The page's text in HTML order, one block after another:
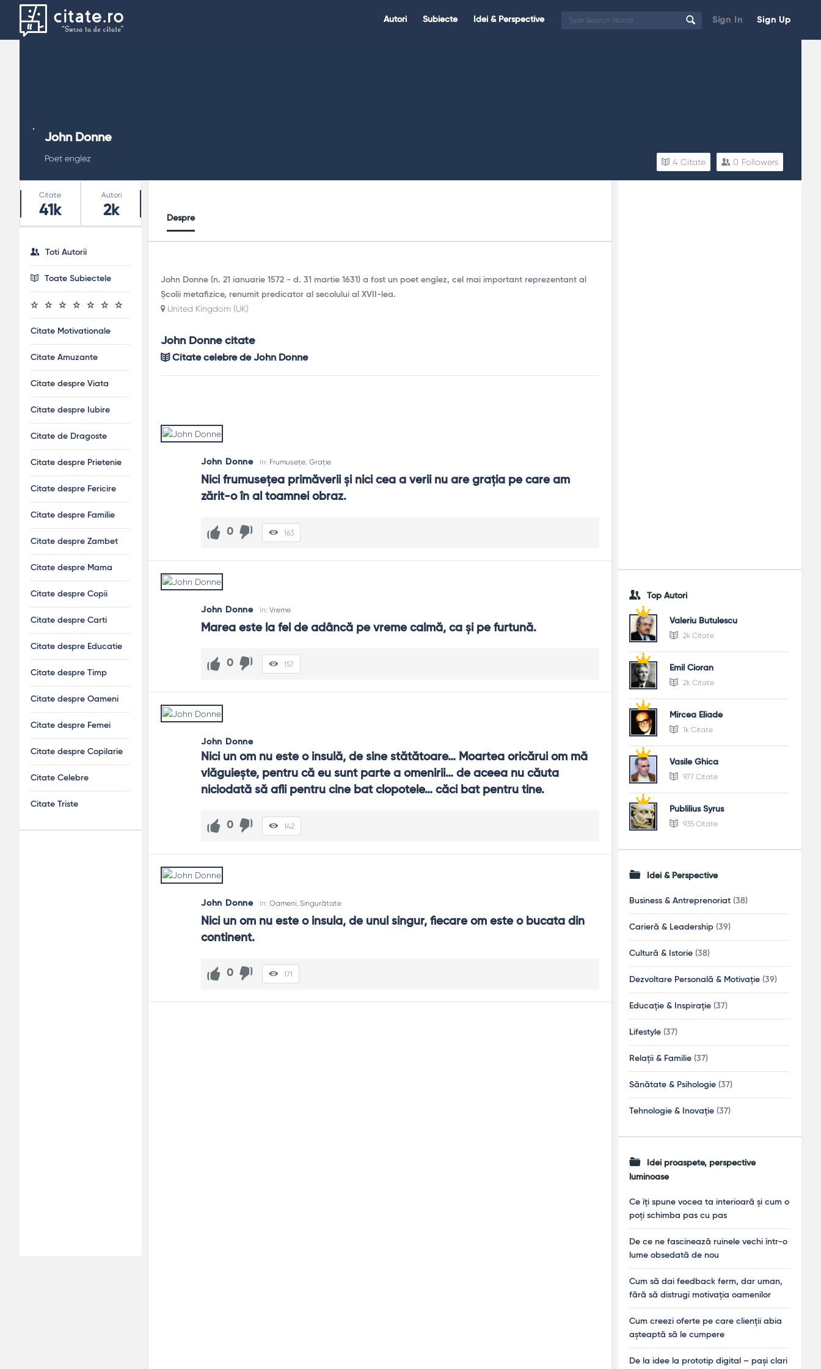
Sign In Sign Up
Citate.ro
Autori Subiecte Idei & Perspective
John Donne
Poet englez 0 Followers
4 Citate
Despre
John Donne (n. 21 ianuarie 1572 - d. 31 martie 1631) a fost un poet englez, cel mai important reprezentant al
Școlii metafizice, renumit predicator al secolului al XVII-lea.
United Kingdom (UK)
John Donne citate
Citate celebre de John Donne
John Donne In: Frumusețe Grație
Nici frumuseţea primăverii şi nici cea a verii nu are graţia pe care am
zărit-o în al toamnei obraz.
0 163
John Donne In: Vreme
Marea este la fel de adâncă pe vreme calmă, ca şi pe furtună.
0 157
John Donne
Nici un om nu este o insulă, de sine stătătoare… Moartea oricărui om mă
vlăguieşte, pentru că eu sunt parte a omenirii… de aceea nu căuta
niciodată să afli pentru cine bat clopotele… căci bat pentru tine.
0 142
John Donne In: Oameni, Singurătate
Nici un om nu este o insula, de unul singur, fiecare om este o bucata din
continent.
0 171
Top Autori
Valeriu Butulescu
2k Citate
Emil Cioran
2k Citate
Mircea Eliade
1k Citate
Vasile Ghica
977 Citate
Publilius Syrus
935 Citate
Idei & Perspective
Business & Antreprenoriat (38)
Carieră & Leadership (39)
Cultură & Istorie (38)
Dezvoltare Personală & Motivație (39)
Educație & Inspirație (37)
Lifestyle (37)
Relații & Familie (37)
Sănătate & Psihologie (37)
Tehnologie & Inovație (37)
Idei proaspete, perspective
luminoase
Ce îți spune vocea ta interioară și cum o
poți schimba pas cu pas
De ce ne fascinează ruinele vechi într-o
lume obsedată de nou
Cum să dai feedback ferm, dar uman,
fără să distrugi motivația oamenilor
Cum creezi oferte pe care clienții abia
așteaptă să le cumpere
De la idee la prototip digital – pași clari
Stats
Citate
41k
Autori
2k
Toti Autorii
Toate Subiectele
Citate Motivationale
Citate Amuzante
Citate despre Viata
Citate despre Iubire
Citate de Dragoste
Citate despre Prietenie
Citate despre Fericire
Citate despre Familie
Citate despre Zambet
Citate despre Mama
Citate despre Copii
Citate despre Carti
Citate despre Educatie
Citate despre Timp
Citate despre Oameni
Citate despre Femei
Citate despre Copilarie
Citate Celebre
Citate Triste